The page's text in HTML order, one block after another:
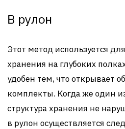
В рулон
Этот метод используется
хранения на глубоких
удобен тем, что открывает
комплекты. Когда же один
структура хранения не
в рулон осуществляется